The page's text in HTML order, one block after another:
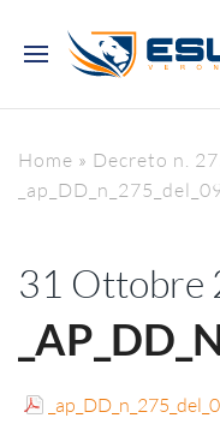
Home » Decreto n.
31 Ottobre